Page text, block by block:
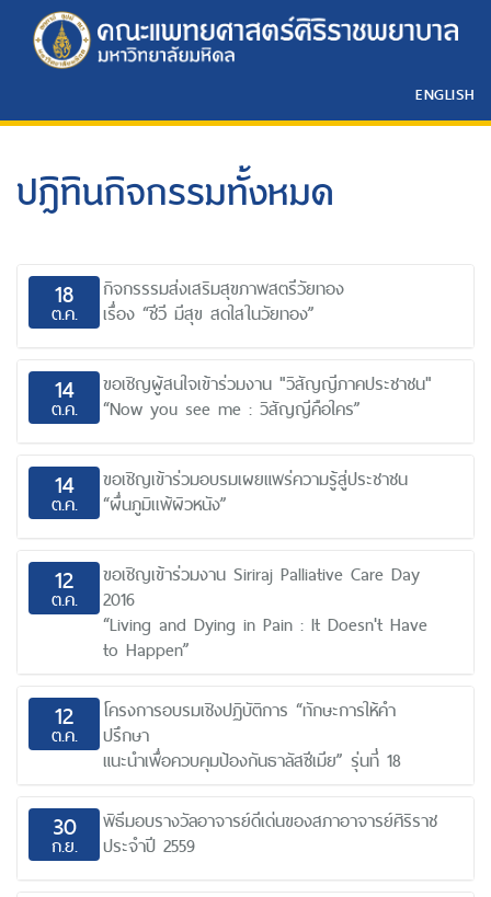
ENGLISH
ปฎิทินกิจกรรมทั้งหมด
18
ต.ค.
กิจกรรรมส่งเสริมสุขภาพสตรีวัยทอง
เรื่อง “ชีวี มีสุข สดใสในวัยทอง”
14
ต.ค.
ขอเชิญผู้สนใจเข้าร่วมงาน "วิสัญญีภาคประชาชน"
“Now you see me : วิสัญญีคือใคร”
14
ต.ค.
ขอเชิญเข้าร่วมอบรมเผยแพร่ความรู้สู่ประชาชน
“ผื่นภูมิเเพ้ผิวหนัง”
12
ต.ค.
ขอเชิญเข้าร่วมงาน Siriraj Palliative Care Day
2016
“Living and Dying in Pain : It Doesn't Have
to Happen”
12
ต.ค.
โครงการอบรมเชิงปฏิบัติการ “ทักษะการให้คำ
ปรึกษา
แนะนำเพื่อควบคุมป้องกันธาลัสซีเมีย” รุ่นที่ 18
30
ก.ย.
พิธีมอบรางวัลอาจารย์ดีเด่นของสภาอาจารย์ศิริราช
ประจำปี 2559